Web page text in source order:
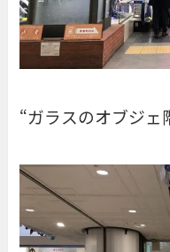
“ガラスのオブジェ